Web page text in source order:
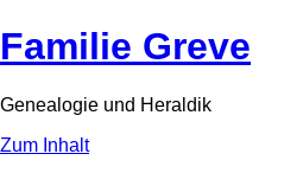
Familie Greve
Genealogie und Heraldik
Zum Inhalt